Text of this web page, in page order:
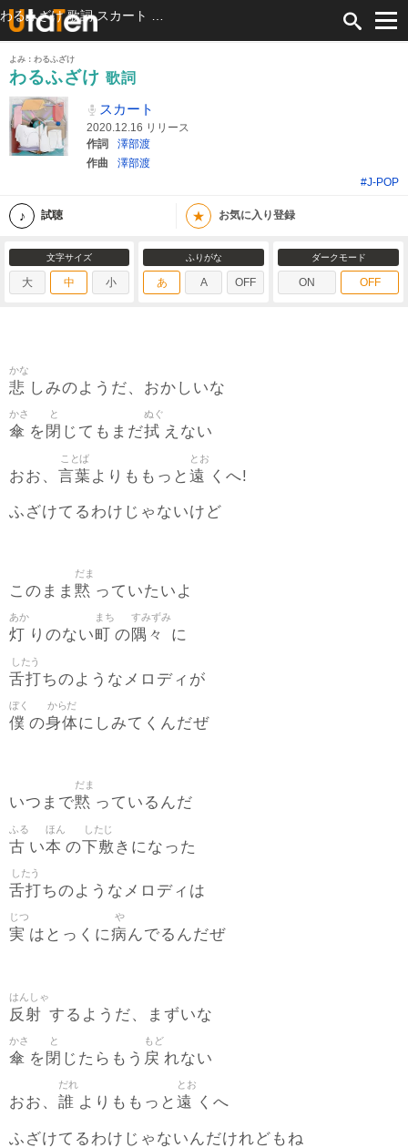
よみ：わるふざけ
わるふざけ 歌詞
スカート
2020.12.16 リリース
作詞
澤部渡
作曲
澤部渡
#J-POP
試聴 ★ お気に入り登録
文字サイズ
大 中 小
ふりがな
あ A OFF
ダークモード
ON OFF
悲
かな
しみのようだ、おかしいな
傘
かさ
を 閉
と
じてもまだ拭
ぬぐ
えない
おお、 言葉
ことば
よりももっと 遠
とお
くへ!
ふざけてるわけじゃないけど
このまま 黙
だま
っていたいよ
灯
あか
りのない町
まち
の 隅々
すみずみ
に
舌打
したう
ちのようなメロディが
僕
ぼく
の身体
からだ
にしみてくんだぜ
いつまで黙
だま
っているんだ
古
ふる
い本
ほん
の下敷
したじ
きになった
舌打
したう
ちのようなメロディは
実
じつ
はとっくに病
や
んでるんだぜ
反射
はんしゃ
するようだ、まずいな
傘
かさ
を 閉
と
じたらもう 戻
もど
れない
おお、 誰
だれ
よりももっと 遠
とお
くへ
ふざけてるわけじゃないんだけれどもね